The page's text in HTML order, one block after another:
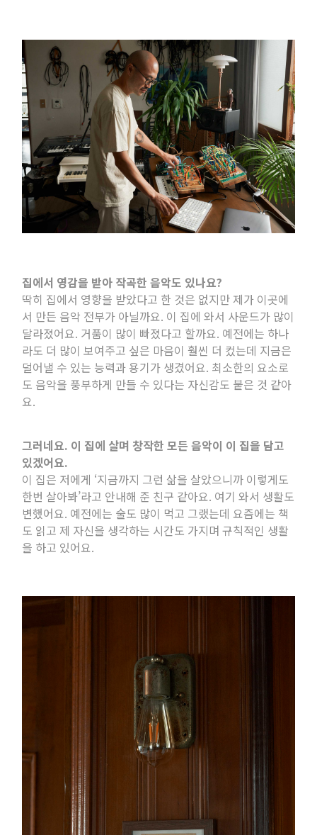
집에서 영감을 받아 작곡한 음악도 있나요?
딱히 집에서 영향을 받았다고 한 것은 없지만 제가 이곳에
서 만든 음악 전부가 아닐까요. 이 집에 와서 사운드가 많이
달라졌어요. 거품이 많이 빠졌다고 할까요. 예전에는 하나
라도 더 많이 보여주고 싶은 마음이 훨씬 더 컸는데 지금은
덜어낼 수 있는 능력과 용기가 생겼어요. 최소한의 요소로
도 음악을 풍부하게 만들 수 있다는 자신감도 붙은 것 같아
요.
그러네요. 이 집에 살며 창작한 모든 음악이 이 집을 담고
있겠어요.
이 집은 저에게 ‘지금까지 그런 삶을 살았으니까 이렇게도
한번 살아봐’라고 안내해 준 친구 같아요. 여기 와서 생활도
변했어요. 예전에는 술도 많이 먹고 그랬는데 요즘에는 책
도 읽고 제 자신을 생각하는 시간도 가지며 규칙적인 생활
을 하고 있어요.